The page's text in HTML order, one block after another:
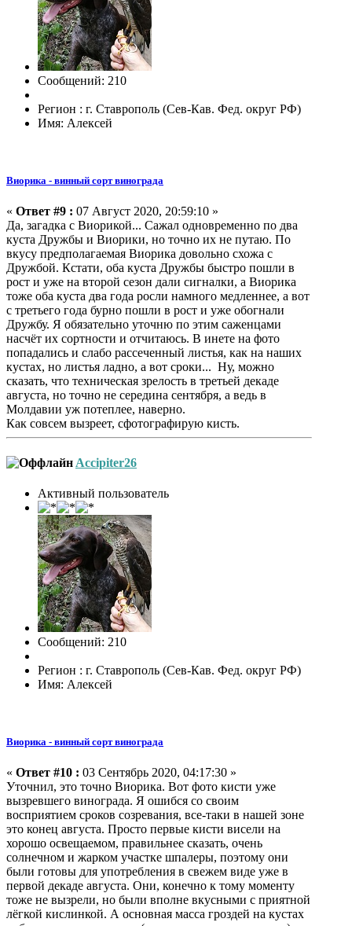
Сообщений: 210
Регион : г. Ставрополь (Сев-Кав. Фед. округ РФ)
Имя: Алексей
Виорика - винный сорт винограда
« Ответ #9 : 07 Август 2020, 20:59:10 »
Да, загадка с Виорикой... Сажал одновременно по два
куста Дружбы и Виорики, но точно их не путаю. По
вкусу предполагаемая Виорика довольно схожа с
Дружбой. Кстати, оба куста Дружбы быстро пошли в
рост и уже на второй сезон дали сигналки, а Виорика
тоже оба куста два года росли намного медленнее, а вот
с третьего года бурно пошли в рост и уже обогнали
Дружбу. Я обязательно уточню по этим саженцами
насчёт их сортности и отчитаюсь. В инете на фото
попадались и слабо рассеченный листья, как на наших
кустах, но листья ладно, а вот сроки... Ну, можно
сказать, что техническая зрелость в третьей декаде
августа, но точно не середина сентября, а ведь в
Молдавии уж потеплее, наверно.
Как совсем вызреет, сфотографирую кисть.
Accipiter26
Активный пользователь
Сообщений: 210
Регион : г. Ставрополь (Сев-Кав. Фед. округ РФ)
Имя: Алексей
Виорика - винный сорт винограда
« Ответ #10 : 03 Сентябрь 2020, 04:17:30 »
Уточнил, это точно Виорика. Вот фото кисти уже
вызревшего винограда. Я ошибся со своим
восприятием сроков созревания, все-таки в нашей зоне
это конец августа. Просто первые кисти висели на
хорошо освещаемом, правильнее сказать, очень
солнечном и жарком участке шпалеры, поэтому они
были готовы для употребления в свежем виде уже в
первой декаде августа. Они, конечно к тому моменту
тоже не вызрели, но были вполне вкусными с приятной
лёгкой кислинкой. А основная масса гроздей на кустах